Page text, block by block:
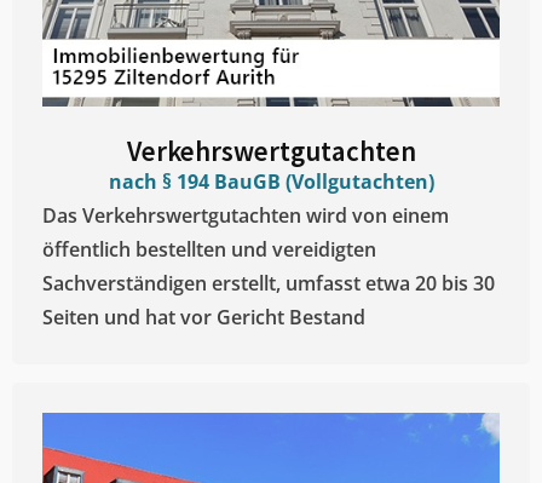
Verkehrswertgutachten
nach § 194 BauGB (Vollgutachten)
Das Verkehrswertgutachten wird von einem
öffentlich bestellten und vereidigten
Sachverständigen erstellt, umfasst etwa 20 bis 30
Seiten und hat vor Gericht Bestand